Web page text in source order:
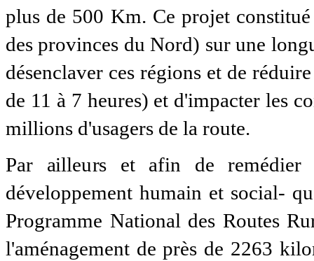
plus de 500 Km. Ce projet
des provinces du Nord) sur une
désenclaver ces régions et de
de 11 à 7 heures) et d'impacter les
millions d'usagers de la route.
Par ailleurs et afin de remédier
développement humain et social-
Programme National des Routes
l'aménagement de près de 2263